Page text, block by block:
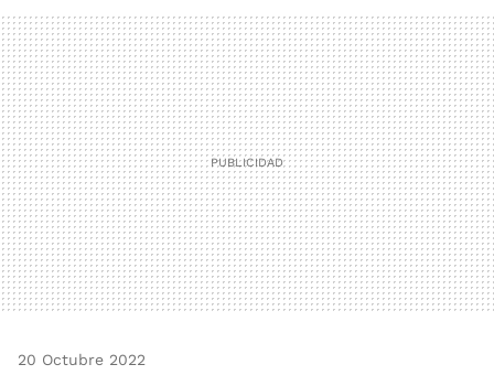
MAIL
20 Octubre 2022